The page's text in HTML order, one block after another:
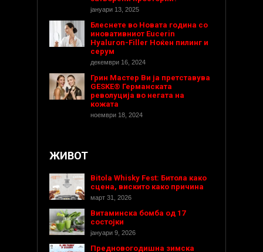
јануари 13, 2025
Блеснете во Новата година со
иновативниот Eucerin
Hyaluron-Filler Ноќен пилинг и
серум
декември 16, 2024
Грин Мастер Ви ја претставува
GESKE® Германската
револуција во негата на
кожата
ноември 18, 2024
ЖИВОТ
Bitola Whisky Fest: Битола како
сцена, вискито како причина
март 31, 2026
Витаминска бомба од 17
состојки
јануари 9, 2026
Предновогодишнa зимска